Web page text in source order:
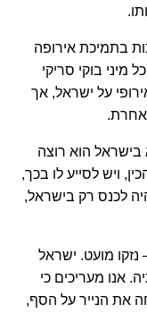
בתמיכת אירופה
מיני בוקי סריקי
על ישראל, אך
אחרת.
בישראל הוא רוצה
ויש לסייע לו בכך,
לכנס רק בישראל,
נזקו מועט. ישראל
אנו מעריכים כי
את הנייר על הסף,